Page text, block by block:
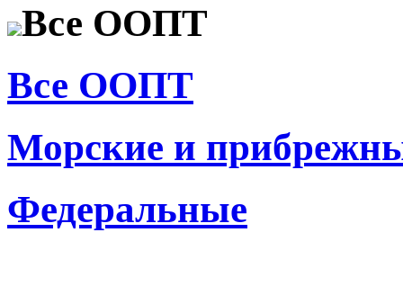
Все ООПТ
Все ООПТ
Морские и
Федеральные